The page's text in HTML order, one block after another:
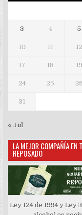
3 4 5
10 11 12
17 18 19
24 25 26
31
« Jul
LA MEJOR COMPAÑÍA EN
REPOSADO
Ley 124 de 1994 y Ley